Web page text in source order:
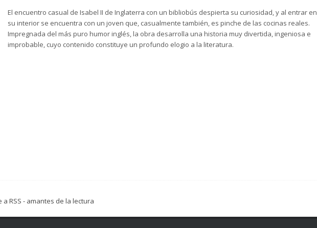
El encuentro casual de Isabel II de Inglaterra con un bibliobús despierta su curiosidad, y al entrar en
su interior se encuentra con un joven que, casualmente también, es pinche de las cocinas reales.
Impregnada del más puro humor inglés, la obra desarrolla una historia muy divertida, ingeniosa e
improbable, cuyo contenido constituye un profundo elogio a la literatura.